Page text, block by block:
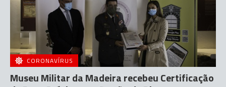
CORONAVÍRUS
Museu Militar da Madeira recebeu Certificação